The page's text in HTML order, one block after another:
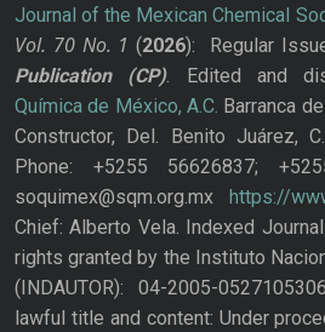
Journal of the Mexican Chemical
Vol. 70 No. 1 (2026): Regular
Publication
(CP). Edited and
Química de México, A.C. Barranca
Constructor, Del. Benito Juárez,
Phone: +5255 56626837;
soquimex@sqm.org.mx
https://
Chief: Alberto Vela. Indexed
rights granted by the Instituto
(INDAUTOR): 04-2005-
lawful title and content: Under